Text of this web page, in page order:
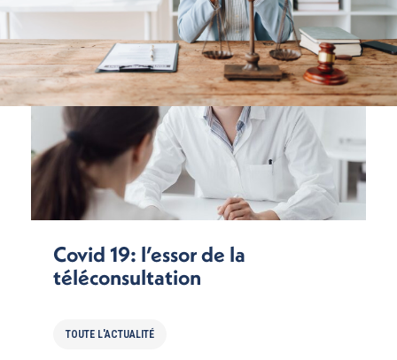
Covid 19: l’essor de la
téléconsultation
TOUTE L'ACTUALITÉ